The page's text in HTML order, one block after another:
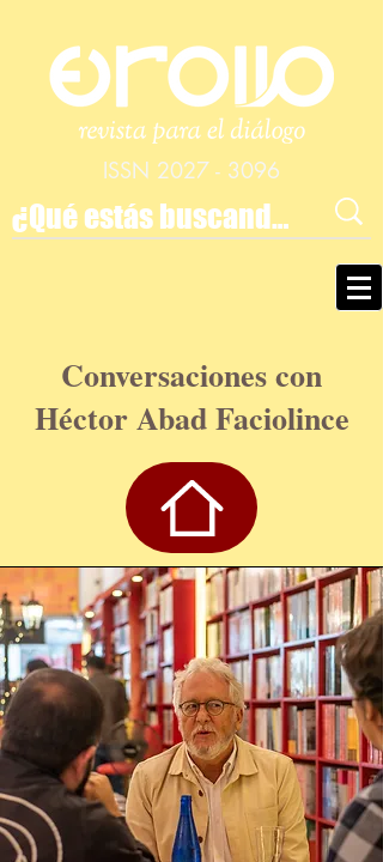
ISSN 2027 - 3096
Conversaciones con
Héctor Abad Faciolince